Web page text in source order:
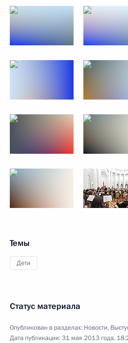
Темы
Дети
Статус материала
Опубликован в разделах: Новости,
Дата публикации:31 мая 2013 года,